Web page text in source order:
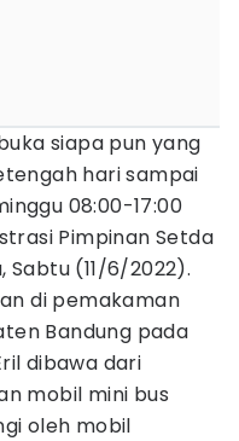
siapa pun yang
hari sampai
08:00-17:00
Pimpinan Setda
Sabtu (11/6/2022).
di pemakaman
Bandung pada
dibawa dari
mobil mini bus
oleh mobil